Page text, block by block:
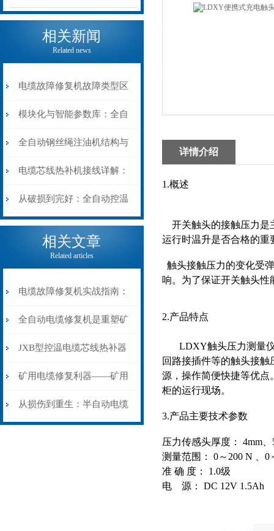
相关新闻
Related news
电缆故障修复机故障类型区
分指南：从“绝缘电
阻”到“波形特征”的精准诊
断逻辑
模块化与智能参数库：全自
动电缆修复机的快速换型逻
辑
全自动钢丝绳注油机结构与
工作原理：揭秘高效润滑的
机械密码
电缆芯线热补机接线详解：
从入门到精通
从破损到完好：全自动控温
电缆热补机的核心价值
相关文章
Related articles
电缆故障修复机实战指南：
从“盲测”到“精确定点”的三
步作业法
全自动电缆修复机是重塑矿
山电力动脉的“智能外科医
生”
JXB型控温电缆芯线热补器
安装与接线：精准修复的工
艺基石
矿用电缆修复利器——矿用
电缆热补机智能控温，安全
从损伤到重生：半自动电缆
详情介绍
1.概述
开关触头的接触压力是
运行时温升是否合格的重
触头接触压力的变化受
响。为了保证开关触头
2.产品特点
LDXY触头压力测量仪
回路接插件等的触头接
源，操作简便快捷等优点
柜的运行现场。
3.产品主要技术参数
压力传感头厚度： 4mm
测量范围： 0～200 N 、0
准 确 度：
电 源： DC 12V 1.5Ah